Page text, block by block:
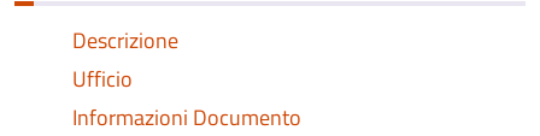
Descrizione
Ufficio
Informazioni Documento